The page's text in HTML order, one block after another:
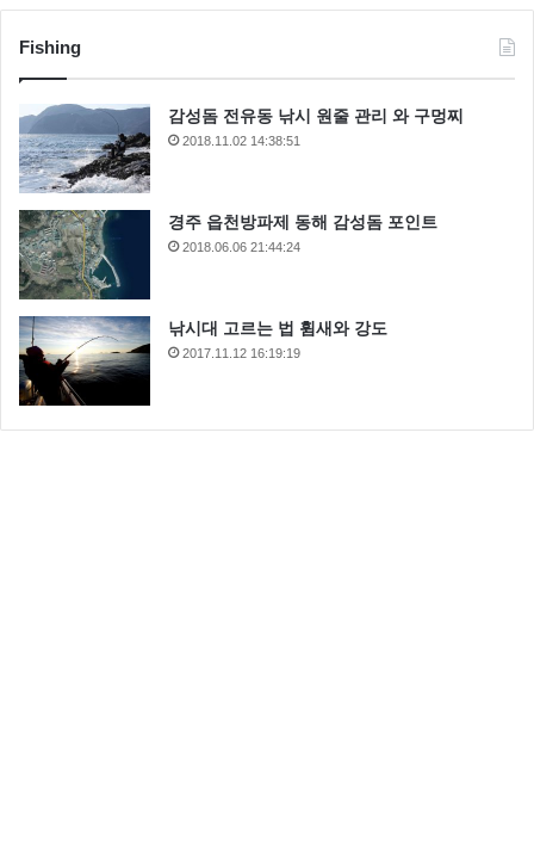
Fishing
감성돔 전유동 낚시 원줄 관리 와 구멍찌
2018.11.02 14:38:51
경주 읍천방파제 동해 감성돔 포인트
2018.06.06 21:44:24
낚시대 고르는 법 휨새와 강도
2017.11.12 16:19:19